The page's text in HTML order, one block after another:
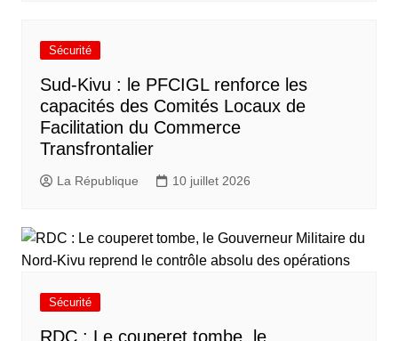
Sécurité
Sud-Kivu : le PFCIGL renforce les
capacités des Comités Locaux de
Facilitation du Commerce
Transfrontalier
La République 10 juillet 2026
Sécurité
RDC : Le couperet tombe, le